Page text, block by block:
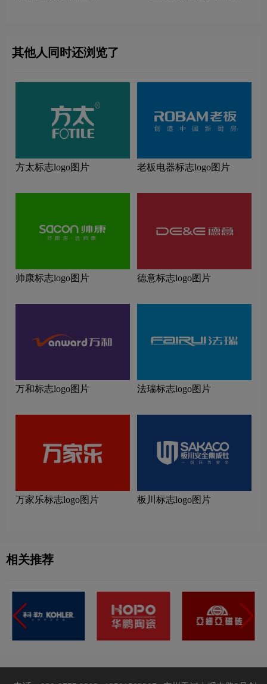
其他人同时还浏览了
方太标志logo图片 老板电器标志logo图片
帅康标志logo图片 德意标志logo图片
万和标志logo图片 法瑞标志logo图片
万家乐标志logo图片 板川标志logo图片
相关推荐